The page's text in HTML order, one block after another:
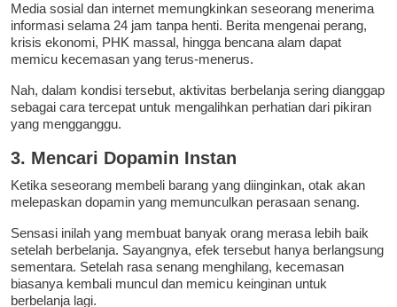
Media sosial dan internet memungkinkan seseorang menerima
informasi selama 24 jam tanpa henti. Berita mengenai perang,
krisis ekonomi, PHK massal, hingga bencana alam dapat
memicu kecemasan yang terus-menerus.
Nah, dalam kondisi tersebut, aktivitas berbelanja sering dianggap
sebagai cara tercepat untuk mengalihkan perhatian dari pikiran
yang mengganggu.
3. Mencari Dopamin Instan
Ketika seseorang membeli barang yang diinginkan, otak akan
melepaskan dopamin yang memunculkan perasaan senang.
Sensasi inilah yang membuat banyak orang merasa lebih baik
setelah berbelanja. Sayangnya, efek tersebut hanya berlangsung
sementara. Setelah rasa senang menghilang, kecemasan
biasanya kembali muncul dan memicu keinginan untuk
berbelanja lagi.